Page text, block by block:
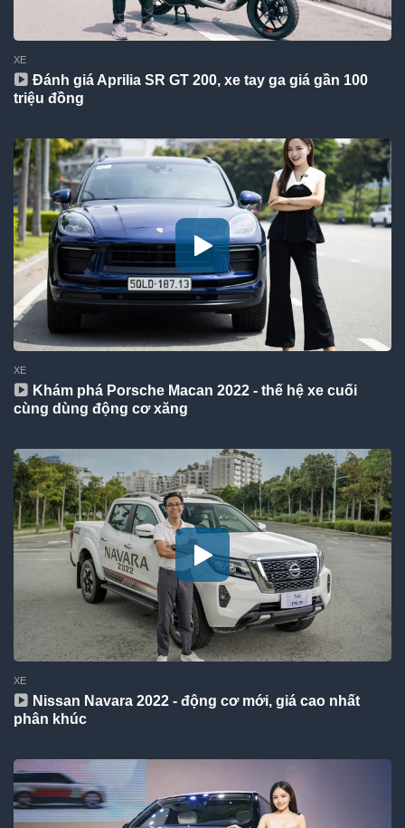
XE
Đánh giá Aprilia SR GT 200, xe tay ga giá gần 100
triệu đồng
XE
Khám phá Porsche Macan 2022 - thế hệ xe cuối
cùng dùng động cơ xăng
XE
Nissan Navara 2022 - động cơ mới, giá cao nhất
phân khúc